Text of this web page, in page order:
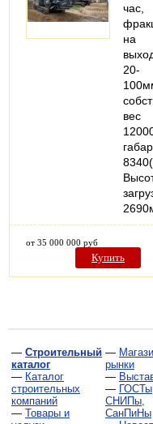
час,
на
20-
вес
от 35 000 000 руб
Купить
— Строительный
каталог
— Каталог
строительных
компаний
— Товары и
—
рынки
—
— ГОСТы,
СНИПы,
СанПиНы